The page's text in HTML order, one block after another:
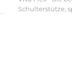
Schulterstütze,